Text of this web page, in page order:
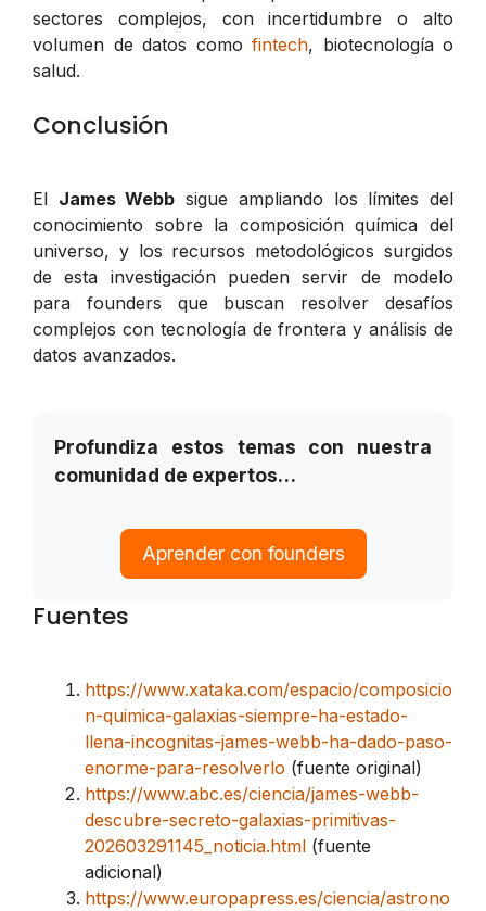
sectores complejos, con incertidumbre o alto
volumen de datos como fintech, biotecnología o
salud.
Conclusión
El James Webb sigue ampliando los límites del
conocimiento sobre la composición química del
universo, y los recursos metodológicos surgidos
de esta investigación pueden servir de modelo
para founders que buscan resolver desafíos
complejos con tecnología de frontera y análisis de
datos avanzados.
Profundiza estos temas con nuestra
comunidad de expertos…
Aprender con founders
Fuentes
https://www.xataka.com/espacio/composicio
n-quimica-galaxias-siempre-ha-estado-
llena-incognitas-james-webb-ha-dado-paso-
enorme-para-resolverlo (fuente original)
https://www.abc.es/ciencia/james-webb-
descubre-secreto-galaxias-primitivas-
202603291145_noticia.html (fuente
adicional)
https://www.europapress.es/ciencia/astrono